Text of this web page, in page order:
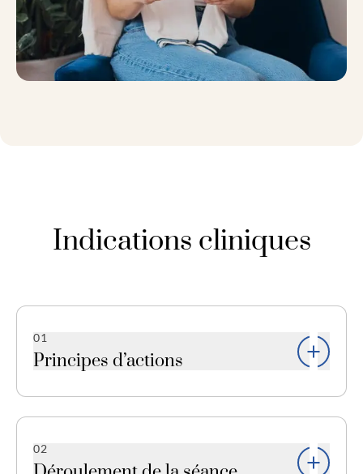
Indications cliniques
01
Principes d’actions
implanter des pigments organiques médicaux
dans la couche supérieure du derme à l’aide de
micro-aiguilles et d’un dermographe afin de
02